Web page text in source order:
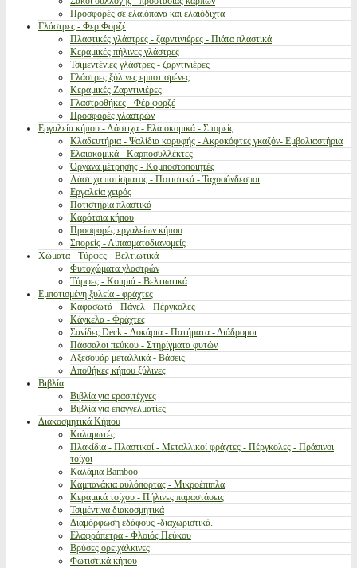
Προσφορές σε ελαιόπανα και ελαιόδιχτα
Γλάστρες - Φερ Φορζέ
Πλαστικές γλάστρες - ζαρντινιέρες - Πιάτα πλαστικά
Κεραμικές πήλινες γλάστρες
Τσιμεντένιες γλάστρες - ζαρντινιέρες
Γλάστρες ξύλινες εμποτισμένες
Κεραμικές Ζαρντινιέρες
Γλαστροθήκες - Φέρ φορζέ
Προσφορές γλαστρών
Εργαλεία κήπου - Λάστιχα - Ελαιοκομικά - Σπορείς
Κλαδευτήρια - Ψαλίδια κορυφής - Ακροκόφτες γκαζόν- Εμβολιαστήρια
Ελαιοκομικά - Καρποσυλλέκτες
Όργανα μέτρησης - Κομποστοποιητές
Λάστιχα ποτίσματος - Ποτιστικά - Ταχυσύνδεσμοι
Εργαλεία χειρός
Ποτιστήρια πλαστικά
Καρότσια κήπου
Προσφορές εργαλείων κήπου
Σπορείς - Λιπασματοδιανομείς
Χώματα - Τύρφες - Βελτιωτικά
Φυτοχώματα γλαστρών
Τύρφες - Κοπριά - Βελτιωτικά
Εμποτισμένη ξυλεία - φράχτες
Καφασωτά - Πάνελ - Πέργκολες
Κάγκελα - Φράχτες
Σανίδες Deck - Δοκάρια - Πατήματα - Διάδρομοι
Πάσσαλοι πεύκου - Στηρίγματα φυτών
Αξεσουάρ μεταλλικά - Βάσεις
Αποθήκες κήπου ξύλινες
Βιβλία
Βιβλία για ερασιτέχνες
Βιβλία για επαγγελματίες
Διακοσμητικά Κήπου
Καλαμωτές
Πλακίδια - Πλαστικοί - Μεταλλικοί φράχτες - Πέργκολες - Πράσινοι
τοίχοι
Καλάμια Bamboo
Καμπανάκια αυλόπορτας - Μικροέπιπλα
Κεραμικά τοίχου - Πήλινες παραστάσεις
Τσιμέντινα διακοσμητικά
Διαμόρφωση εδάφους -διαχωριστικά.
Ελαφρόπετρα - Φλοιός Πεύκου
Βρύσες ορειχάλκινες
Φωτιστικά κήπου